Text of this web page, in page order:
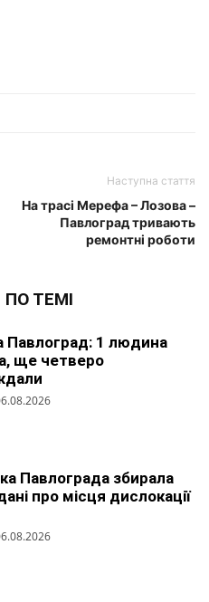
Наступна стаття
На трасі Мерефа – Лозова –
Павлоград тривають
ремонтні роботи
ПО ТЕМІ
Павлоград: 1 людина
ще четверо
Павлограда збирала
про місця дислокації